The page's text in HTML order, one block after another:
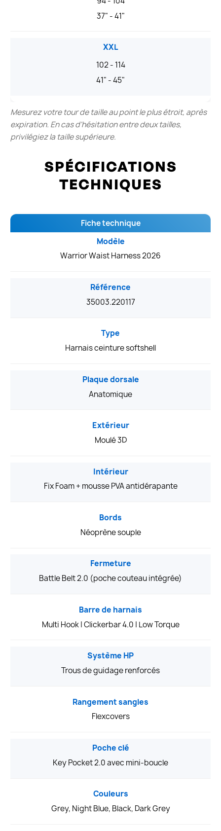
37" - 41"
XXL
102 - 114
41" - 45"
Mesurez votre tour de taille au point le plus étroit, après
expiration. En cas d'hésitation entre deux tailles,
privilégiez la taille supérieure.
SPÉCIFICATIONS
TECHNIQUES
Fiche technique
Modèle
Warrior Waist Harness 2026
Référence
35003.220117
Type
Harnais ceinture softshell
Plaque dorsale
Anatomique
Extérieur
Moulé 3D
Intérieur
Fix Foam + mousse PVA antidérapante
Bords
Néoprène souple
Fermeture
Battle Belt 2.0 (poche couteau intégrée)
Barre de harnais
Multi Hook | Clickerbar 4.0 | Low Torque
Système HP
Trous de guidage renforcés
Rangement sangles
Flexcovers
Poche clé
Key Pocket 2.0 avec mini-boucle
Couleurs
Grey, Night Blue, Black, Dark Grey